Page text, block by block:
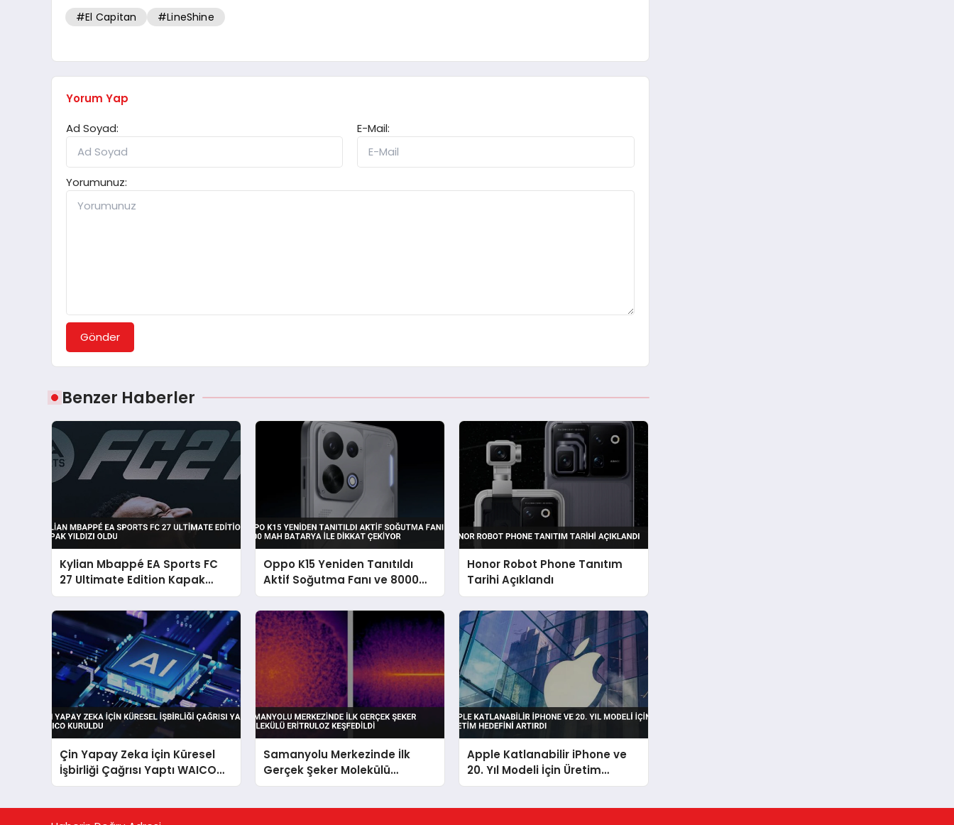
#El Capitan #LineShine
Yorum Yap
Ad Soyad:
E-Mail:
Yorumunuz:
Gönder
Benzer Haberler
Kylian Mbappé EA Sports FC
27 Ultimate Edition Kapak
Yıldızı Oldu
Oppo K15 Yeniden Tanıtıldı
Aktif Soğutma Fanı ve 8000
mAh Batarya ile Dikkat
Çekiyor
Honor Robot Phone Tanıtım
Tarihi Açıklandı
Çin Yapay Zeka İçin Küresel
İşbirliği Çağrısı Yaptı WAICO
Kuruldu
Samanyolu Merkezinde İlk
Gerçek Şeker Molekülü
Eritruloz Keşfedildi
Apple Katlanabilir iPhone ve
20. Yıl Modeli İçin Üretim
Hedefini Artırdı